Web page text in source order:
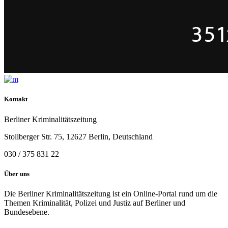
Kontakt
Berliner Kriminalitätszeitung
Stollberger Str. 75, 12627 Berlin, Deutschland
030 / 375 831 22
Über uns
Die Berliner Kriminalitätszeitung ist ein Online-Portal rund um die
Themen Kriminalität, Polizei und Justiz auf Berliner und
Bundesebene.